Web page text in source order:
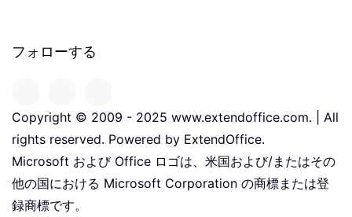
フォローする
Copyright © 2009 - 2025 www.extendoffice.com. | All
rights reserved. Powered by ExtendOffice.
Microsoft および Office ロゴは、米国および/またはその
他の国における Microsoft Corporation の商標または登
録商標です。